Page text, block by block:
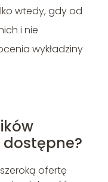
wtedy, gdy od
i nie
wykładziny
ofertę